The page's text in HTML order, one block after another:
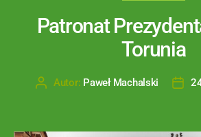
Patronat
Torunia
Autor: Paweł Machalski